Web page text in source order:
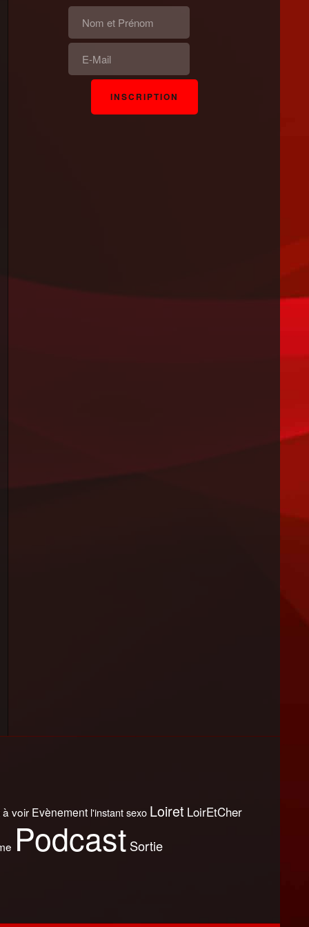
voir Evènement l'instant sexo Loiret LoirEtCher
Podcast Sortie